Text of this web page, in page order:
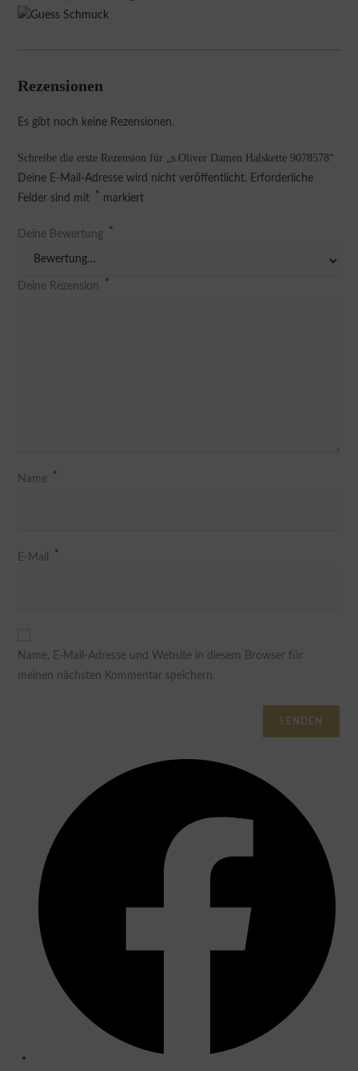
Rezensionen
Es gibt noch keine Rezensionen.
Schreibe die erste Rezension für „s.Oliver Damen Halskette 9078578“
Deine E-Mail-Adresse wird nicht veröffentlicht. Erforderliche
Felder sind mit * markiert
Deine Bewertung *
Deine Rezension *
Name *
E-Mail *
Name, E-Mail-Adresse und Website in diesem Browser für
meinen nächsten Kommentar speichern.